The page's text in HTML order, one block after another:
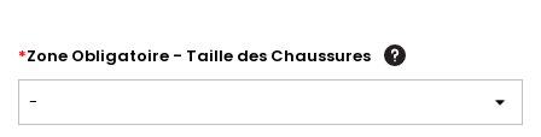
*Zone Obligatoire - Taille des Chaussures
-